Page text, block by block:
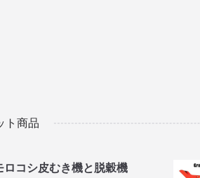
ト商品
ロコシ皮むき機と脱穀機